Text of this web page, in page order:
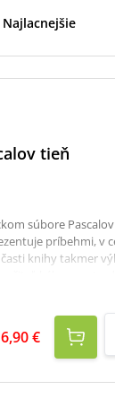
Najlacnejšie
tieň
súbore
príbehmi, v
knihy takmer
v ich nie vždy
živote.
s až fatálnou
prestupná stanica,
6,90 €